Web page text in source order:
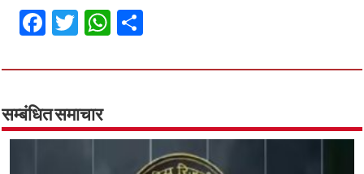
Fa
ce
b
o
o
k
T
wi
tt
er
W
h
at
p
p
ar
सम्बंधित समाचार